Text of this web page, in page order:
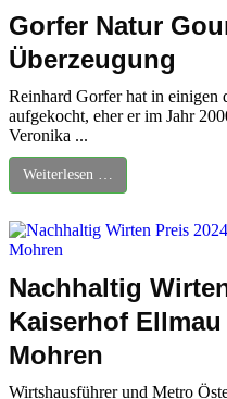
Gorfer Natur
Überzeugung
Reinhard Gorfer hat in einigen
aufgekocht, eher er im Jahr
Veronika ...
Weiterlesen …
Nachhaltig
Kaiserhof
Mohren
Wirtshausführer und Metro